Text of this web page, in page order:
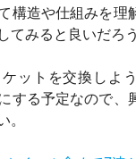
構造や仕組みを理
てみると良いだろう
ットを交換しよ
する予定なので、
。